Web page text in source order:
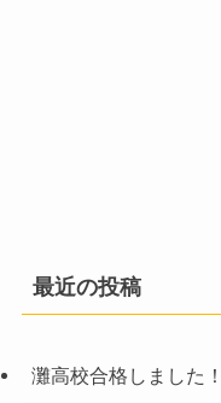
最近の投稿
灘高校合格しました！